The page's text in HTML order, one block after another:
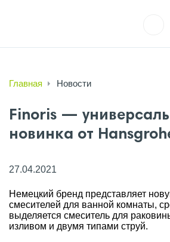
Главная Новости
Finoris —
новинка от
27.04.2021
Немецкий бренд представляет
смесителей для ванной комнаты,
выделяется смеситель для
изливом и двумя типами струй.